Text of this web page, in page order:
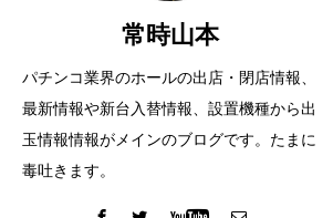
検定通過状況
常時山本
パチンコ業界のホールの出店・閉店情報、
最新情報や新台入替情報、設置機種から出
玉情報情報がメインのブログです。たまに
毒吐きます。